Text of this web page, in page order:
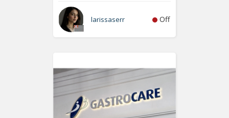
larissaserr Off